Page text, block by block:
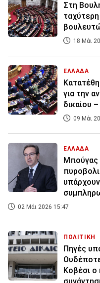
Στη
18 Μάι
ΕΛΛΑΔΑ
για την
δικαίου
09 Μάι
ΕΛΛΑΔΑ
Μπούγας
02 Μάι 2026 15:47
ΠΟΛΙΤΙΚΗ
Πηγές
Κοβέσι